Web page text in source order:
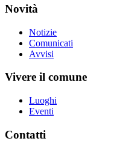
Novità
Notizie
Comunicati
Avvisi
Vivere il comune
Luoghi
Eventi
Contatti